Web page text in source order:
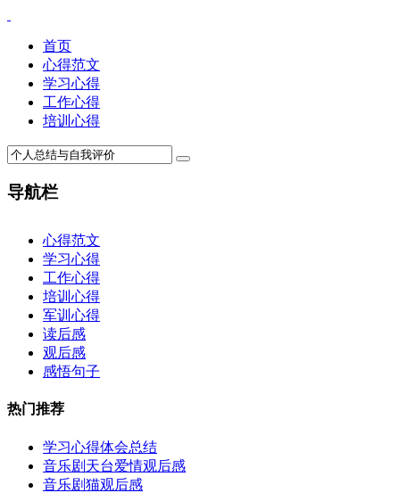
首页
心得范文
学习心得
工作心得
培训心得
导航栏
心得范文
学习心得
工作心得
培训心得
军训心得
读后感
观后感
感悟句子
热门推荐
学习心得体会总结
音乐剧天台爱情观后感
音乐剧猫观后感